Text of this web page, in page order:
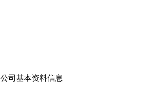
公司基本资料信息